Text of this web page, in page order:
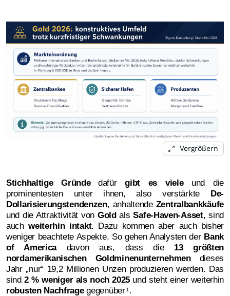
Vergrößern
Stichhaltige Gründe dafürgibt es vieleund die
prominentesten unter ihnen, also verstärkte De-
Dollarisierungstendenzen, anhaltende Zentralbankkäufe
und die Attraktivität von GoldalsSafe-Haven-Asset, sind
auchweiterhin intakt. Dazu kommen aber auch bisher
weniger beachtete Aspekte. So gehen Analysten der Bank
of Americadavon aus, dass die 13 größten
nordamerikanischen Goldminenunternehmendieses
Jahr „nur“ 19,2 Millionen Unzen produzieren werden. Das
sind2 % weniger als noch 2025 und steht einer weiterhin
robusten Nachfragegegenüber 1 .